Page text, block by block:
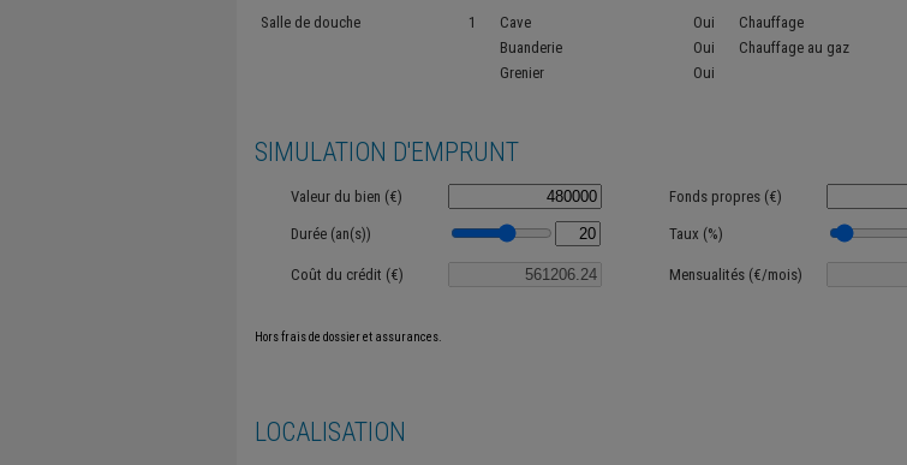
Salle de douche 1 Cave
Oui
Buanderie
Oui
Grenier
Oui
Chauffage
Chauffage au gaz
SIMULATION D'EMPRUNT
Valeur du bien (€) Fonds propres (€)
Durée (an(s)) Taux (%)
Coût du crédit (€) Mensualités (€/mois)
Hors frais de dossier et assurances.
LOCALISATION